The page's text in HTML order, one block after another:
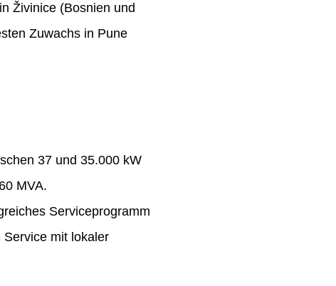
Živinice (Bosnien und
Zuwachs in Pune
37 und 35.000 kW
MVA.
Serviceprogramm
mit lokaler